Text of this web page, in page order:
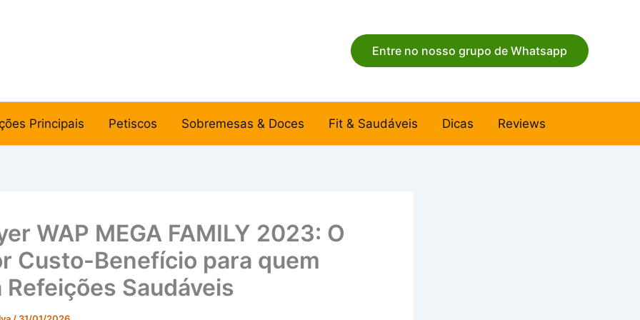
Entre no nosso grupo de Whatsapp
Principais Petiscos Sobremesas & Doces Fit & Saudáveis Dicas Reviews
WAP MEGA FAMILY 2023: O
Custo-Benefício para quem
Refeições Saudáveis